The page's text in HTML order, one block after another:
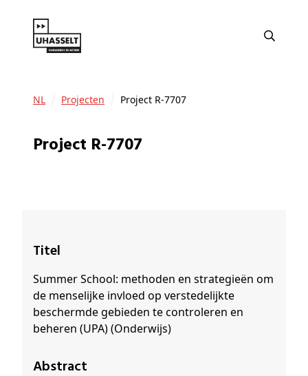
NL Projecten Project R-7707
Project R-7707
Titel
Summer School: methoden en strategieën om
de menselijke invloed op verstedelijkte
beschermde gebieden te controleren en
beheren (UPA) (Onderwijs)
Abstract